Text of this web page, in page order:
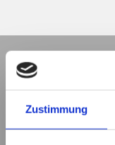
Zustimmung